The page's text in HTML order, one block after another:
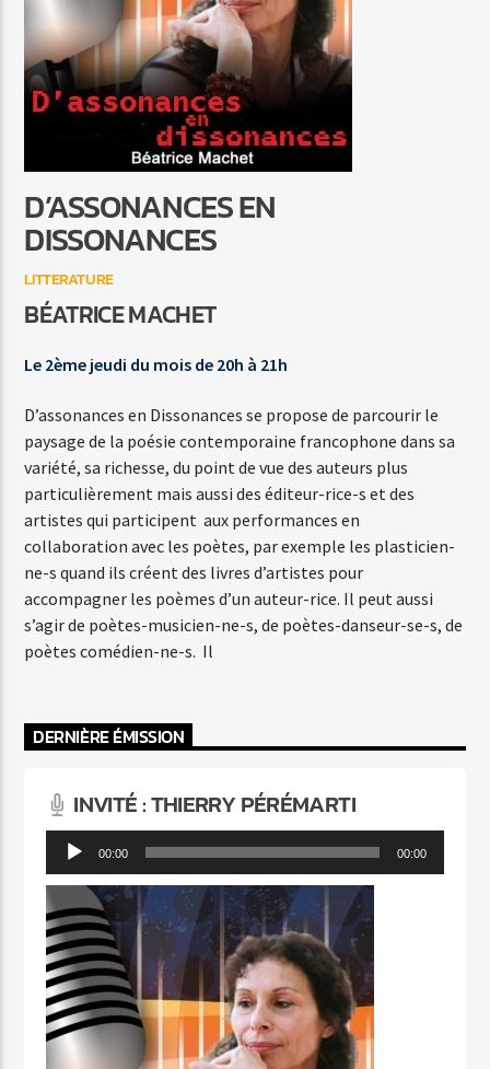
I'M NOT IN LOVE
10 CC
Agora Côte d’Azur
Agora Menton/Monaco
D’ASSONANCES EN
DISSONANCES
LITTERATURE
BÉATRICE MACHET
Le 2ème jeudi du mois de 20h à 21h
D’assonances en Dissonances se propose de parcourir le
paysage de la poésie contemporaine francophone dans sa
variété, sa richesse, du point de vue des auteurs plus
particulièrement mais aussi des éditeur-rice-s et des
artistes qui participent aux performances en
collaboration avec les poètes, par exemple les plasticien-
ne-s quand ils créent des livres d’artistes pour
accompagner les poèmes d’un auteur-rice. Il peut aussi
s’agir de poètes-musicien-ne-s, de poètes-danseur-se-s, de
poètes comédien-ne-s. Il
DERNIÈRE ÉMISSION
INVITÉ : THIERRY PÉRÉMARTI
Lecteur 00:00 00:00